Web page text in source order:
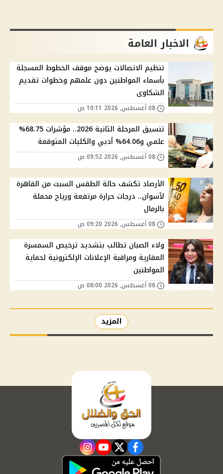
الاخبار العامة
تنظيم الاتصالات يوضح موقف الخطوط المسجلة
بأسماء المواطنين دون علمهم وخطوات تقديم
الشكاوى
تنسيق المرحلة الثانية 2026.. مؤشرات 68.75%
علمي و64.06% أدبي والكليات المتوقعة
الأرصاد تكشف حالة الطقس السبت من القاهرة
لأسوان.. درجات حرارة مرتفعة ورياح محملة
بالرمال
ولاء الصبان تطالب بتشديد ترخيص السمسرة
العقارية ومراقبة الإعلانات الإلكترونية لحماية
المواطنين
المزيد
facebook
twitter
youtube
instagram